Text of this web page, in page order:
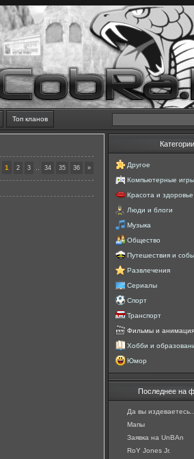
Топ кланов
1 2 3 .. 34 35 36 »
Категории
Другое
Компьютерные игры
Красота и здоровье
Люди и блоги
Музыка
Общество
Путешествия и
Развлечения
Сериалы
Спорт
Транспорт
Фильмы и анимация
Хобби и
Юмор
Последнее на
Да вы издеваетесь...
Мапы
Заявка на UnBAn
RoY Jones Jr.